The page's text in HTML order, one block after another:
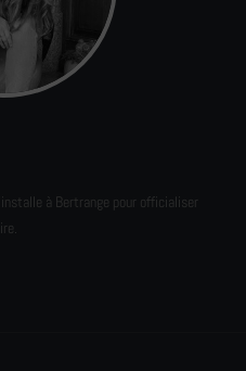
à Bertrange pour officialiser